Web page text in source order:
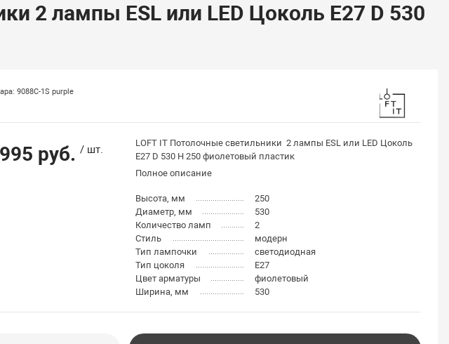
2 лампы ESL или LED Цоколь E27 D 530
9088C-1S purple
руб. / шт.
LOFT IT Потолочные светильники 2 лампы ESL или LED Цоколь
E27 D 530 H 250 фиолетовый пластик
Полное описание
Высота, мм
250
Диаметр, мм
530
Количество ламп
2
Стиль
модерн
Тип лампочки
светодиодная
Тип цоколя
E27
Цвет арматуры
фиолетовый
Ширина, мм
530